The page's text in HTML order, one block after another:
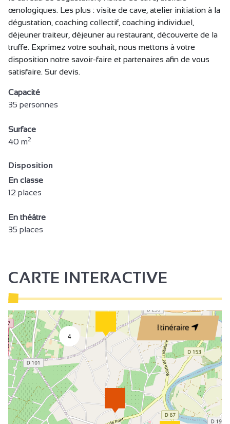
œnologiques. Les plus : visite de cave, atelier initiation à la
dégustation, coaching collectif, coaching individuel,
déjeuner traiteur, déjeuner au restaurant, découverte de la
truffe. Exprimez votre souhait, nous mettons à votre
disposition notre savoir-faire et partenaires afin de vous
satisfaire. Sur devis.
Capacité
35 personnes
Surface
40 m2
Disposition
En classe
12 places
En théâtre
35 places
CARTE INTERACTIVE
Itinéraire
4